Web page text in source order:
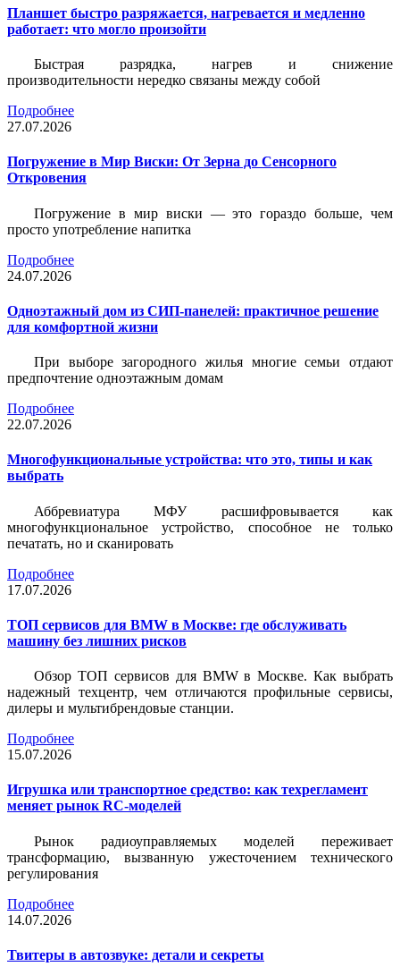
Планшет быстро разряжается, нагревается и медленно
работает: что могло произойти
Быстрая разрядка, нагрев и снижение
производительности нередко связаны между собой
Подробнее
27.07.2026
Погружение в Мир Виски: От Зерна до Сенсорного
Откровения
Погружение в мир виски — это гораздо больше, чем
просто употребление напитка
Подробнее
24.07.2026
Одноэтажный дом из СИП-панелей: практичное решение
для комфортной жизни
При выборе загородного жилья многие семьи отдают
предпочтение одноэтажным домам
Подробнее
22.07.2026
Многофункциональные устройства: что это, типы и как
выбрать
Аббревиатура МФУ расшифровывается как
многофункциональное устройство, способное не только
печатать, но и сканировать
Подробнее
17.07.2026
ТОП сервисов для BMW в Москве: где обслуживать
машину без лишних рисков
Обзор ТОП сервисов для BMW в Москве. Как выбрать
надежный техцентр, чем отличаются профильные сервисы,
дилеры и мультибрендовые станции.
Подробнее
15.07.2026
Игрушка или транспортное средство: как техрегламент
меняет рынок RC-моделей
Рынок радиоуправляемых моделей переживает
трансформацию, вызванную ужесточением технического
регулирования
Подробнее
14.07.2026
Твитеры в автозвуке: детали и секреты